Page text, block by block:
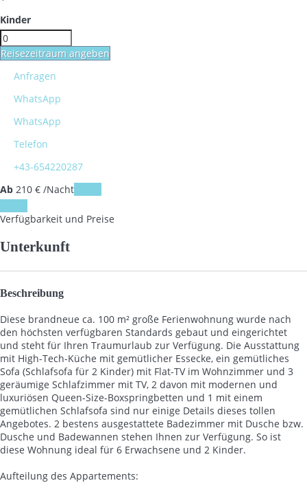
Kinder
Reisezeitraum angeben
Anfragen
WhatsApp
WhatsApp
Telefon
+43-654220287
Ab 210 € /Nacht
Verfügbarkeit und Preise
Unterkunft
Beschreibung
Diese brandneue ca. 100 m² große Ferienwohnung wurde nach
den höchsten verfügbaren Standards gebaut und eingerichtet
und steht für Ihren Traumurlaub zur Verfügung. Die Ausstattung
mit High-Tech-Küche mit gemütlicher Essecke, ein gemütliches
Sofa (Schlafsofa für 2 Kinder) mit Flat-TV im Wohnzimmer und 3
geräumige Schlafzimmer mit TV, 2 davon mit modernen und
luxuriösen Queen-Size-Boxspringbetten und 1 mit einem
gemütlichen Schlafsofa sind nur einige Details dieses tollen
Angebotes. 2 bestens ausgestattete Badezimmer mit Dusche bzw.
Dusche und Badewannen stehen Ihnen zur Verfügung. So ist
diese Wohnung ideal für 6 Erwachsene und 2 Kinder.
Aufteilung des Appartements: